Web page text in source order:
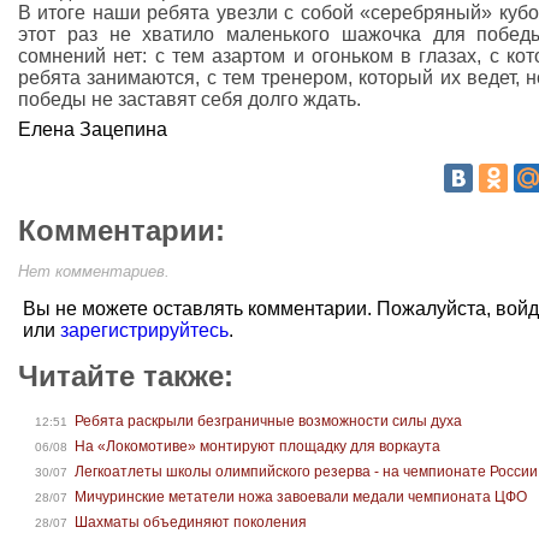
В итоге наши ребята увезли с собой «серебряный»
этот раз не хватило маленького шажочка для
сомнений нет: с тем азартом и огоньком в глазах, с
ребята занимаются, с тем тренером, который их ведет,
победы не заставят себя долго ждать.
Елена Зацепина
Комментарии:
Нет комментариев.
Вы не можете оставлять комментарии. Пожалуйста,
или зарегистрируйтесь.
Читайте также:
12:51 Ребята раскрыли безграничные возможности силы духа
06/08 На «Локомотиве» монтируют площадку для воркаута
30/07 Легкоатлеты школы олимпийского резерва - на чемпионате России
28/07 Мичуринские метатели ножа завоевали медали чемпионата ЦФО
28/07 Шахматы объединяют поколения